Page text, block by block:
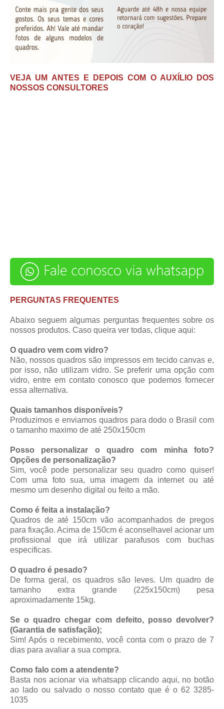
VEJA UM ANTES E DEPOIS COM O AUXÍLIO DOS
NOSSOS CONSULTORES
PERGUNTAS FREQUENTES
Abaixo seguem algumas perguntas frequentes sobre os
nossos produtos. Caso queira ver todas, clique aqui:
O quadro vem com vidro?
Não, nossos quadros são impressos em tecido canvas e,
por isso, não utilizam vidro. Se preferir uma opção com
vidro, entre em contato conosco que podemos fornecer
essa alternativa.
Quais tamanhos disponíveis?
Produzimos e enviamos quadros para dodo o Brasil com
o tamanho maximo de até 250x150cm
Posso personalizar o quadro com minha foto?
Opções de personalização?
Sim, você pode personalizar seu quadro como quiser!
Com uma foto sua, uma imagem da internet ou até
mesmo um desenho digital ou feito a mão.
Como é feita a instalação?
Quadros de até 150cm vão acompanhados de pregos
para fixação. Acima de 150cm é aconselhavel acionar um
profissional que irá utilizar parafusos com buchas
especificas.
O quadro é pesado?
De forma geral, os quadros são leves. Um quadro de
tamanho extra grande (225x150cm) pesa
aproximadamente 15kg.
Se o quadro chegar com defeito, posso devolver?
(Garantia de satisfação);
Sim! Após o recebimento, você conta com o prazo de 7
dias para avaliar a sua compra.
Como falo com a atendente?
Basta nos acionar via whatsappclicando aqui, no botão
ao lado ou salvado o nosso contato que é o 62 3285-
1035